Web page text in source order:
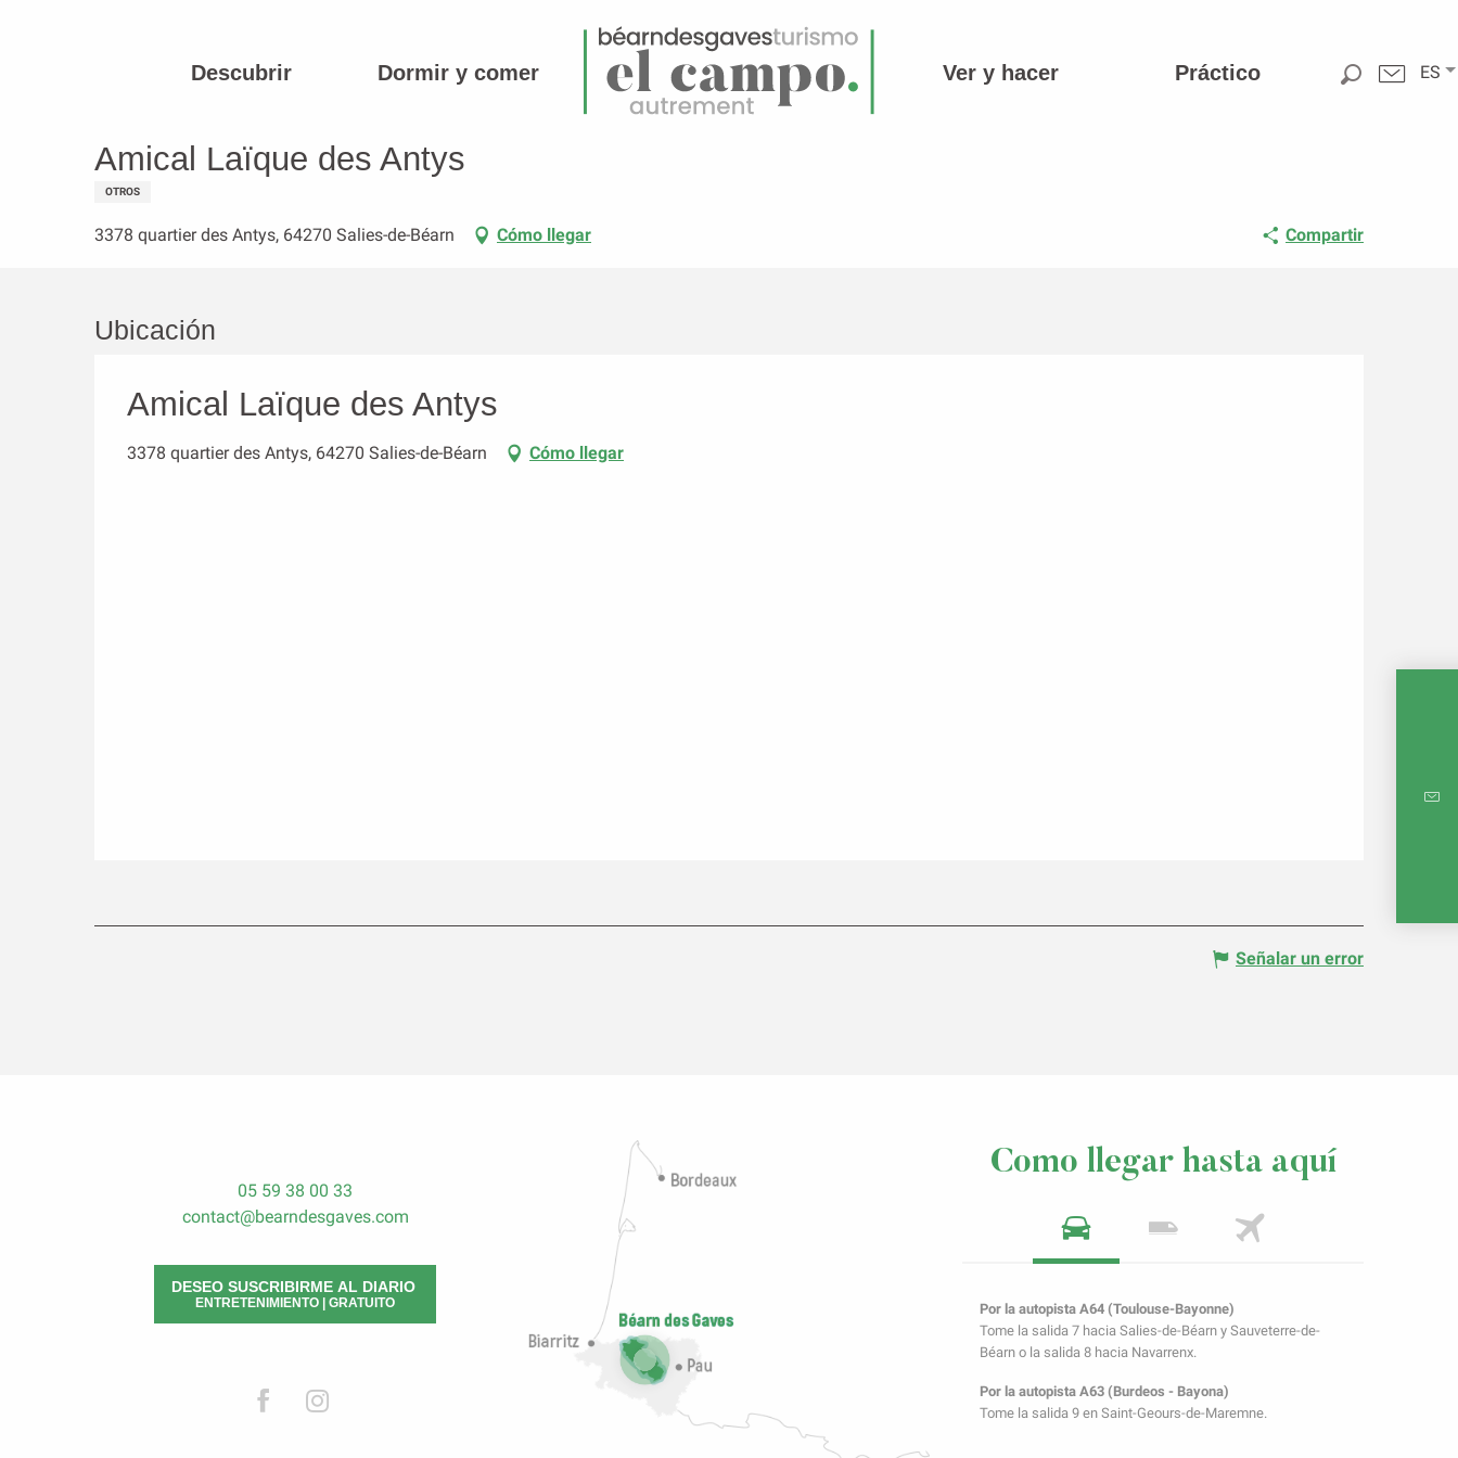
ES
Descubrir Dormir y comer Ver y hacer Práctico
Amical Laïque des Antys
Amical Laïque des Antys
OTROS
3378 quartier des Antys, 64270 Salies-de-Béarn Cómo llegar Compartir
Ubicación
Amical Laïque des Antys
3378 quartier des Antys, 64270 Salies-de-Béarn Cómo llegar
Señalar un error
05 59 38 00 33
contact@bearndesgaves.com
DESEO SUSCRIBIRME AL DIARIO
ENTRETENIMIENTO | GRATUITO
Como llegar hasta aquí
Por la autopista A64 (Toulouse-Bayonne)
Tome la salida 7 hacia Salies-de-Béarn y Sauveterre-de-
Béarn o la salida 8 hacia Navarrenx.
Por la autopista A63 (Burdeos - Bayona)
Tome la salida 9 en Saint-Geours-de-Maremne.